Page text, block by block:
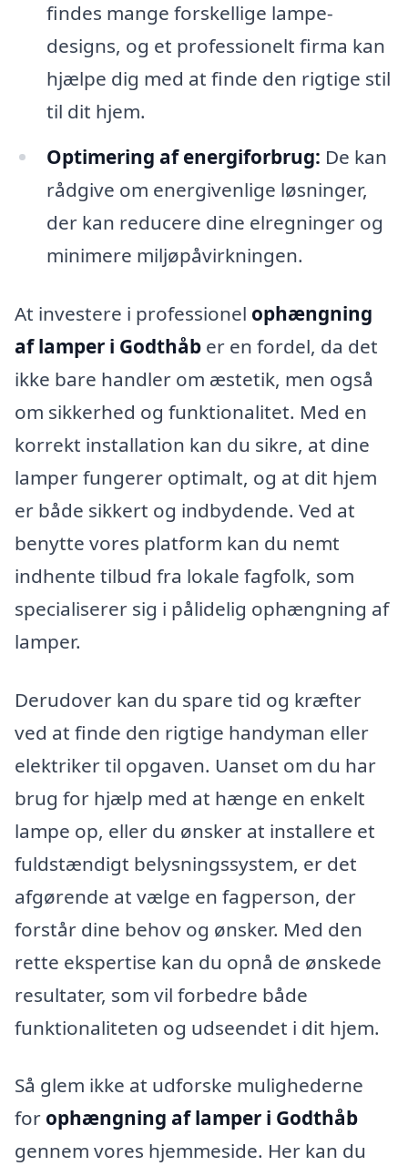
findes mange forskellige lampe-
designs, og et professionelt firma kan
hjælpe dig med at finde den rigtige stil
til dit hjem.
Optimering af energiforbrug: De kan
rådgive om energivenlige løsninger,
der kan reducere dine elregninger og
minimere miljøpåvirkningen.
At investere i professionel ophængning
af lamper i Godthåb er en fordel, da det
ikke bare handler om æstetik, men også
om sikkerhed og funktionalitet. Med en
korrekt installation kan du sikre, at dine
lamper fungerer optimalt, og at dit hjem
er både sikkert og indbydende. Ved at
benytte vores platform kan du nemt
indhente tilbud fra lokale fagfolk, som
specialiserer sig i pålidelig ophængning af
lamper.
Derudover kan du spare tid og kræfter
ved at finde den rigtige handyman eller
elektriker til opgaven. Uanset om du har
brug for hjælp med at hænge en enkelt
lampe op, eller du ønsker at installere et
fuldstændigt belysningssystem, er det
afgørende at vælge en fagperson, der
forstår dine behov og ønsker. Med den
rette ekspertise kan du opnå de ønskede
resultater, som vil forbedre både
funktionaliteten og udseendet i dit hjem.
Så glem ikke at udforske mulighederne
for ophængning af lamper i Godthåb
gennem vores hjemmeside. Her kan du